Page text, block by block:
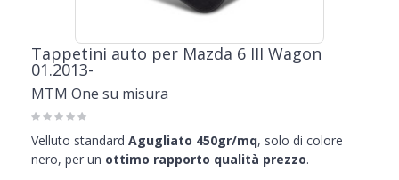
Tappetini auto per Mazda 6 III Wagon
01.2013-
MTM One su misura
Velluto standard Agugliato 450gr/mq, solo di colore
nero, per un ottimo rapporto qualità prezzo.